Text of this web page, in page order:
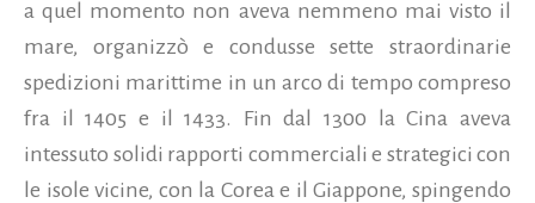
a quel momento non aveva nemmeno mai visto il
mare, organizzò e condusse sette straordinarie
spedizioni marittime in un arco di tempo compreso
fra il 1405 e il 1433. Fin dal 1300 la Cina aveva
intessuto solidi rapporti commerciali e strategici con
le isole vicine, con la Corea e il Giappone, spingendo